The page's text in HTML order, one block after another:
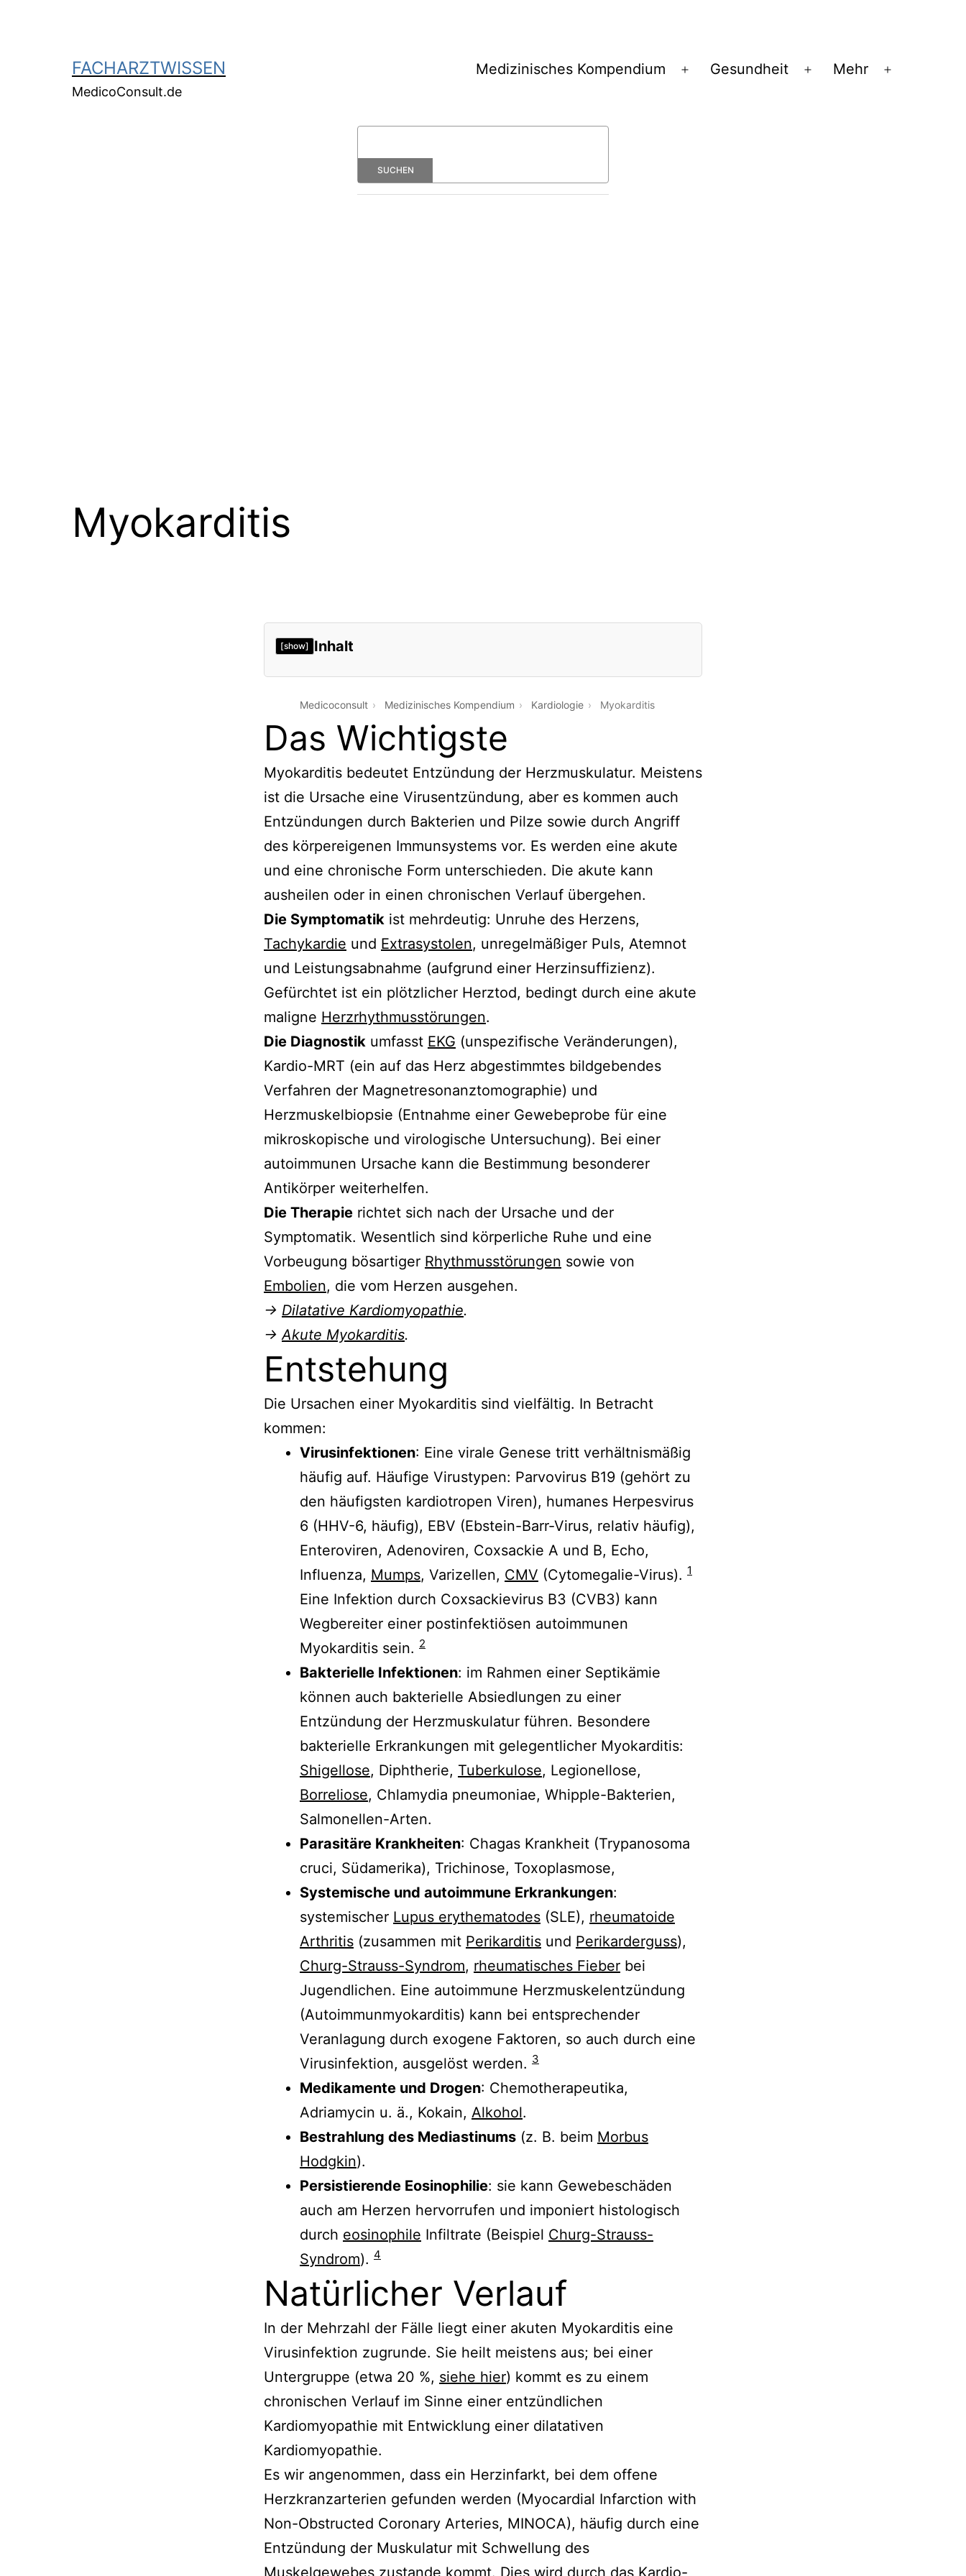
FACHARZTWISSEN
MedicoConsult.de
Medizinisches Kompendium
Menü
Gesundheit
Menü
Mehr
Myokarditis
[show] Inhalt
Medicoconsult Medizinisches Kompendium Kardiologie Myokarditis
Das Wichtigste
Myokarditis bedeutet Entzündung der Herzmuskulatur. Meistens
ist die Ursache eine Virusentzündung, aber es kommen auch
Entzündungen durch Bakterien und Pilze sowie durch Angriff
des körpereigenen Immunsystems vor. Es werden eine akute
und eine chronische Form unterschieden. Die akute kann
ausheilen oder in einen chronischen Verlauf übergehen.
Die Symptomatik ist mehrdeutig: Unruhe des Herzens,
Tachykardie und Extrasystolen, unregelmäßiger Puls, Atemnot
und Leistungsabnahme (aufgrund einer Herzinsuffizienz).
Gefürchtet ist ein plötzlicher Herztod, bedingt durch eine akute
maligne Herzrhythmusstörungen.
Die Diagnostik umfasst EKG (unspezifische Veränderungen),
Kardio-MRT (ein auf das Herz abgestimmtes bildgebendes
Verfahren der Magnetresonanztomographie) und
Herzmuskelbiopsie (Entnahme einer Gewebeprobe für eine
mikroskopische und virologische Untersuchung). Bei einer
autoimmunen Ursache kann die Bestimmung besonderer
Antikörper weiterhelfen.
Die Therapie richtet sich nach der Ursache und der
Symptomatik. Wesentlich sind körperliche Ruhe und eine
Vorbeugung bösartiger Rhythmusstörungen sowie von
Embolien, die vom Herzen ausgehen.
→ Dilatative Kardiomyopathie.
→ Akute Myokarditis.
Entstehung
Die Ursachen einer Myokarditis sind vielfältig. In Betracht
kommen:
Virusinfektionen: Eine virale Genese tritt verhältnismäßig
häufig auf. Häufige Virustypen: Parvovirus B19 (gehört zu
den häufigsten kardiotropen Viren), humanes Herpesvirus
6 (HHV-6, häufig), EBV (Ebstein-Barr-Virus, relativ häufig),
Enteroviren, Adenoviren, Coxsackie A und B, Echo,
Influenza, Mumps, Varizellen, CMV (Cytomegalie-Virus). 1
Eine Infektion durch Coxsackievirus B3 (CVB3) kann
Wegbereiter einer postinfektiösen autoimmunen
Myokarditis sein. 2
Bakterielle Infektionen: im Rahmen einer Septikämie
können auch bakterielle Absiedlungen zu einer
Entzündung der Herzmuskulatur führen. Besondere
bakterielle Erkrankungen mit gelegentlicher Myokarditis:
Shigellose, Diphtherie, Tuberkulose, Legionellose,
Borreliose, Chlamydia pneumoniae, Whipple-Bakterien,
Salmonellen-Arten.
Parasitäre Krankheiten: Chagas Krankheit (Trypanosoma
cruci, Südamerika), Trichinose, Toxoplasmose,
Systemische und autoimmune Erkrankungen:
systemischer Lupus erythematodes (SLE), rheumatoide
Arthritis (zusammen mit Perikarditis und Perikarderguss),
Churg-Strauss-Syndrom, rheumatisches Fieber bei
Jugendlichen. Eine autoimmune Herzmuskelentzündung
(Autoimmunmyokarditis) kann bei entsprechender
Veranlagung durch exogene Faktoren, so auch durch eine
Virusinfektion, ausgelöst werden. 3
Medikamente und Drogen: Chemotherapeutika,
Adriamycin u. ä., Kokain, Alkohol.
Bestrahlung des Mediastinums (z. B. beim Morbus
Hodgkin).
Persistierende Eosinophilie: sie kann Gewebeschäden
auch am Herzen hervorrufen und imponiert histologisch
durch eosinophile Infiltrate (Beispiel Churg-Strauss-
Syndrom). 4
Natürlicher Verlauf
In der Mehrzahl der Fälle liegt einer akuten Myokarditis eine
Virusinfektion zugrunde. Sie heilt meistens aus; bei einer
Untergruppe (etwa 20 %, siehe hier) kommt es zu einem
chronischen Verlauf im Sinne einer entzündlichen
Kardiomyopathie mit Entwicklung einer dilatativen
Kardiomyopathie.
Es wir angenommen, dass ein Herzinfarkt, bei dem offene
Herzkranzarterien gefunden werden (Myocardial Infarction with
Non-Obstructed Coronary Arteries, MINOCA), häufig durch eine
Entzündung der Muskulatur mit Schwellung des
Muskelgewebes zustande kommt. Dies wird durch das Kardio-